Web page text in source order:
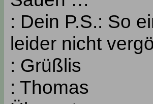
: Dein P.S.: So
leider nicht
: Grüßlis
: Thomas